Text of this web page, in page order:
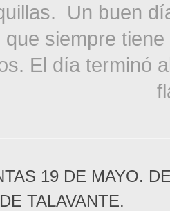
Un buen
que siempre
El día terminó
19 DE MAYO.
TALAVANTE.